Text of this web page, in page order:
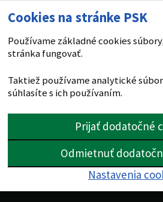
Cookies na stránke PSK
Používame základné cookies
stránka fungovať.
Taktiež používame analytické
súhlasíte s ich používaním.
Prijať dodatočné
Odmietnuť
Nastavenia